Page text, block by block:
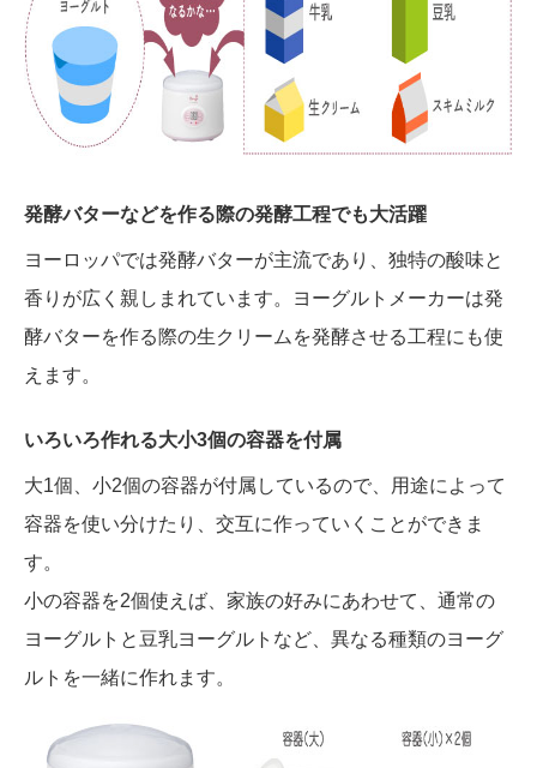
発酵バターなどを作る際の発酵工程でも大活躍
ヨーロッパでは発酵バターが主流であり、独特の酸味と
香りが広く親しまれています。ヨーグルトメーカーは発
酵バターを作る際の生クリームを発酵させる工程にも使
えます。
いろいろ作れる大小3個の容器を付属
大1個、小2個の容器が付属しているので、用途によって
容器を使い分けたり、交互に作っていくことができま
す。
小の容器を2個使えば、家族の好みにあわせて、通常の
ヨーグルトと豆乳ヨーグルトなど、異なる種類のヨーグ
ルトを一緒に作れます。